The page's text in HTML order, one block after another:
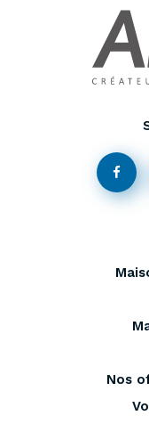
Nos